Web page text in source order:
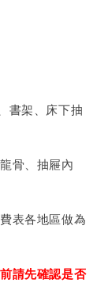
書架、床下抽
骨、抽屜內
表各地區做為
請先確認是否